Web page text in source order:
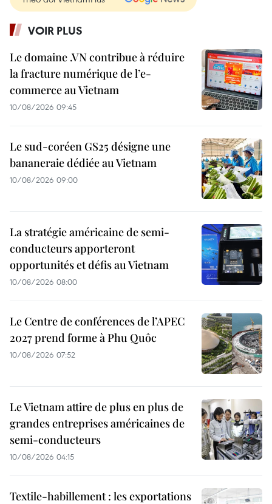
VOIR PLUS
Le domaine .VN contribue à réduire
la fracture numérique de l’e-
commerce au Vietnam
10/08/2026 09:45
Le sud-coréen GS25 désigne une
bananeraie dédiée au Vietnam
10/08/2026 09:00
La stratégie américaine de semi-
conducteurs apporteront
opportunités et défis au Vietnam
10/08/2026 08:00
Le Centre de conférences de l’APEC
2027 prend forme à Phu Quôc
10/08/2026 07:52
Le Vietnam attire de plus en plus de
grandes entreprises américaines de
semi-conducteurs
10/08/2026 04:15
Textile-habillement : les exportations